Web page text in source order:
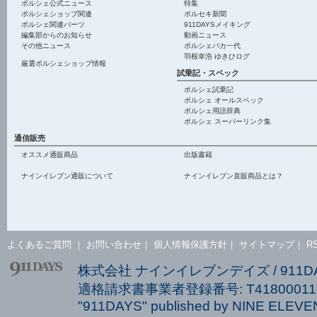
ポルシェ公式ニュース
ポルシェショップ関連
ポルシェ関連パーツ
編集部からのお知らせ
その他ニュース
厳選ポルシェショップ情報
特集
ポルセキ新聞
911DAYSメイキング
動画ニュース
ポルシェバカ一代
羽根幸浩 ゆきひログ
試乗記・スペック
ポルシェ試乗記
ポルシェ オールスペック
ポルシェ用語辞典
ポルシェ スーパーリンク集
通信販売
オススメ通販商品 出版書籍
ナインイレブン通販について ナインイレブン直販商品とは？
よくあるご質問 お問い合わせ 個人情報保護方針 サイトマップ｜
株式会社 ナインイレブンデイズ /
適格請求書事業者登録番号:
"911DAYS" published by NINE